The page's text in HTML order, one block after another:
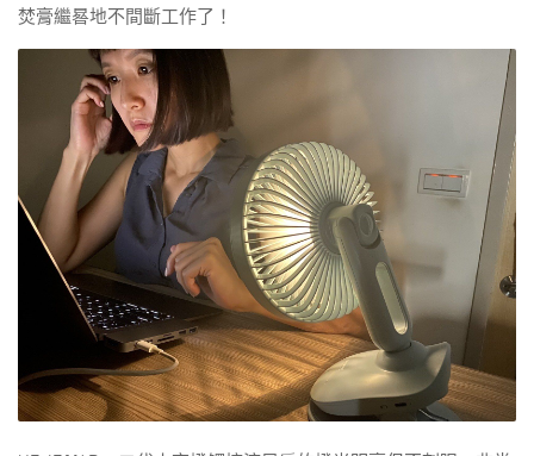
焚膏繼晷地不間斷工作了！